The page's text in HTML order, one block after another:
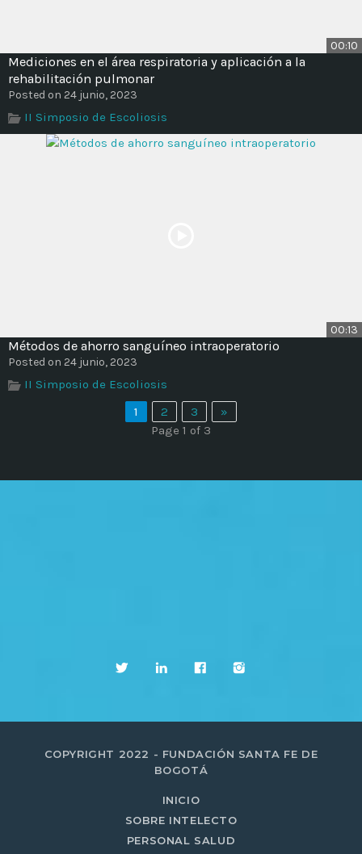
00:10
Mediciones en el área respiratoria y aplicación a la
rehabilitación pulmonar
Posted on 24 junio, 2023
II Simposio de Escoliosis
00:13
Métodos de ahorro sanguíneo intraoperatorio
Posted on 24 junio, 2023
II Simposio de Escoliosis
1
2 3
»
Page 1 of 3
COPYRIGHT 2022 - FUNDACIÓN SANTA FE DE
BOGOTÁ
INICIO
SOBRE INTELECTO
PERSONAL SALUD